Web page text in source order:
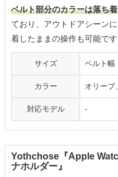
ベルト部分のカラーは落ち
ており、アウトドアシーン
着したままの操作も可能です
サイズ ベルト
カラー オリーブ
対応モデル -
Yothchose『Apple
ナホルダー』